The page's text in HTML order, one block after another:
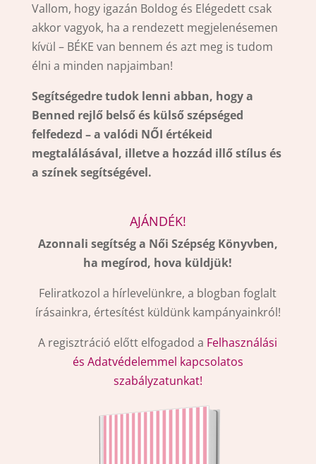
Vallom, hogy igazán Boldog és Elégedett csak
akkor vagyok, ha a rendezett megjelenésemen
kívül – BÉKE van bennem és azt meg is tudom
élni a minden napjaimban!
Segítségedre tudok lenni abban, hogy a
Benned rejlő belső és külső szépséged
felfedezd – a valódi NŐI értékeid
megtalálásával, illetve a hozzád illő stílus és
a színek segítségével.
AJÁNDÉK!
Azonnali segítség a Női Szépség Könyvben,
ha megírod, hova küldjük!
Feliratkozol a hírlevelünkre, a blogban foglalt
írásainkra, értesítést küldünk kampányainkról!
A regisztráció előtt elfogadod a Felhasználási
és Adatvédelemmel kapcsolatos
szabályzatunkat!